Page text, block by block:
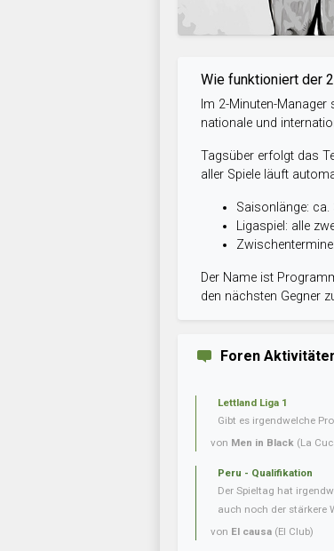
Wie funktioniert der
Im 2-Minuten-
nationale und
Tagsüber erfolgt das
aller Spiele läuft
Saisonlänge: ca.
Ligaspiel: alle
Der Name ist
den nächsten Gegner
Foren
Lettland Liga 1
Gibt es irgendwelche
von Men in Black (La
Peru - Qualifikation
Der Spieltag hat
auch noch der stärkere
von El causa (El Club)